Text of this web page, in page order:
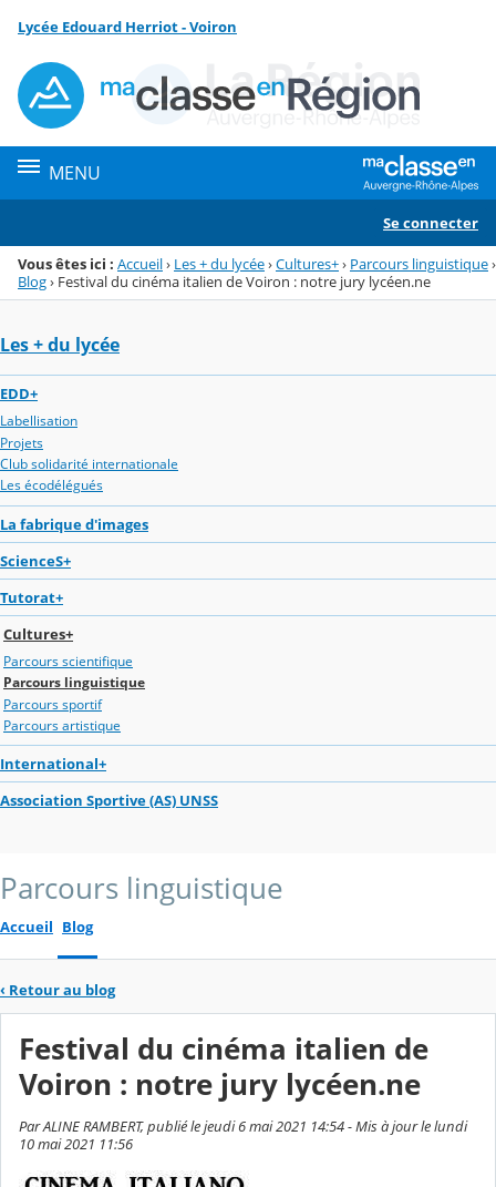
Menu de la rubrique
Contenu
Lycée Edouard Herriot - Voiron
MENU
Se connecter
Vous êtes ici : Accueil› Les + du lycée›Cultures+› Parcours linguistique›
Blog› Festival du cinéma italien de Voiron : notre jury lycéen.ne
Les + du lycée
EDD+
Labellisation
Projets
Club solidarité internationale
Les écodélégués
La fabrique d'images
ScienceS+
Tutorat+
Cultures+
Parcours scientifique
Parcours linguistique
Parcours sportif
Parcours artistique
International+
Association Sportive (AS) UNSS
Parcours linguistique
Accueil Blog
‹ Retour au blog
Festival du cinéma italien de
Voiron : notre jury lycéen.ne
Par ALINE RAMBERT, publié le jeudi 6 mai 2021 14:54 - Mis à jour le lundi
10 mai 2021 11:56